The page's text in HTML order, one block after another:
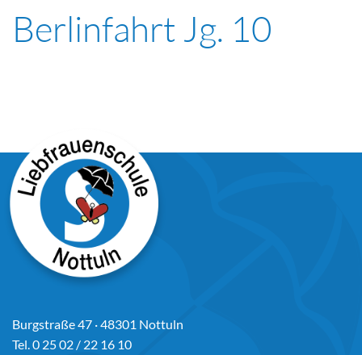
Berlinfahrt Jg. 10
Burgstraße 47 · 48301 Nottuln
Tel. 0 25 02 / 22 16 10